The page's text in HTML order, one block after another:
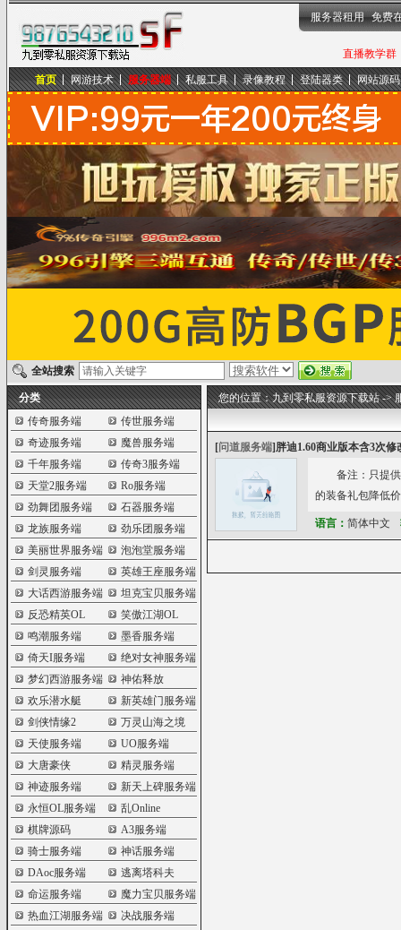
九到零私服资源下载站
直播教学群
服务器租用 免费
首页 网游技术 服务器端 私服工具 录像教程 登陆器类 网站源码
全站搜索
分类
传奇服务端
传世服务端
奇迹服务端
魔兽服务端
千年服务端
传奇3服务端
天堂2服务端
Ro服务端
劲舞团服务端
石器服务端
龙族服务端
劲乐团服务端
美丽世界服务端
泡泡堂服务端
剑灵服务端
英雄王座服务端
大话西游服务端
坦克宝贝服务端
反恐精英OL
笑傲江湖OL
鸣潮服务端
墨香服务端
倚天I服务端
绝对女神服务端
梦幻西游服务端
神佑释放
欢乐潜水艇
新英雄门服务端
剑侠情缘2
万灵山海之境
天使服务端
UO服务端
大唐豪侠
精灵服务端
神迹服务端
新天上碑服务端
永恒OL服务端
乱Online
棋牌源码
A3服务端
骑士服务端
神话服务端
DAoc服务端
逃离塔科夫
命运服务端
魔力宝贝服务端
热血江湖服务端
决战服务端
您的位置：九到零私服资源下载站->
[问道服务端] 胖迪1.60商业版本含3次修
备注：只提
的装备礼包降低
语言： 简体中文